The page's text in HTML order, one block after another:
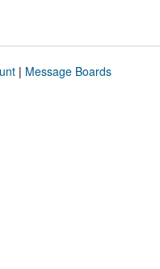
| Message Boards